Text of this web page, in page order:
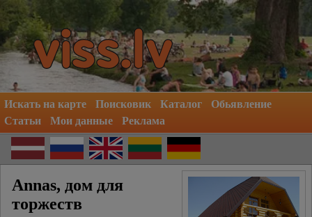
Искать на карте Поисковик Каталог
Обьявление
Статьи
Мои данные Реклама
Annas, дом для
торжеств